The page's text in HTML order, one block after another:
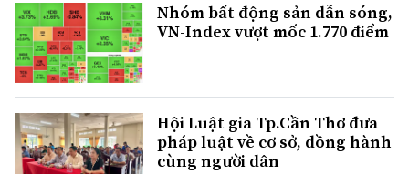
Nhóm bất động sản dẫn sóng,
VN-Index vượt mốc 1.770 điểm
Hội Luật gia Tp.Cần Thơ đưa
pháp luật về cơ sở, đồng hành
cùng người dân